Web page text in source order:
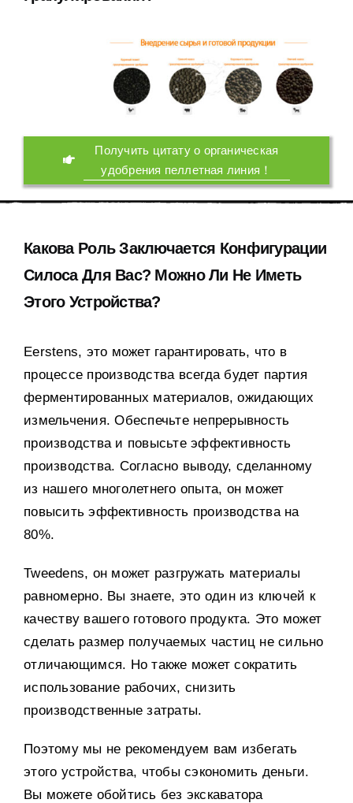
Получить цитату о органическая
удобрения пеллетная линия！
Какова Роль Заключается Конфигурации
Силоса Для Вас? Можно Ли Не Иметь
Этого Устройства?
Eerstens, это может гарантировать, что в
процессе производства всегда будет партия
ферментированных материалов,ожидающих
измельчения.Обеспечьте непрерывность
производства и повысьте эффективность
производства. Согласно выводу, сделанному
из нашего многолетнего опыта, он может
повысить эффективность производства на
80%.
Tweedens, он может разгружать материалы
равномерно. Вы знаете, это один из ключей к
качеству вашего готового продукта. Это может
сделать размер получаемых частиц не сильно
отличающимся. Но также может сократить
использование рабочих, снизить
производственные затраты.
Поэтому мы не рекомендуем вам избегать
этого устройства, чтобы сэкономить деньги.
Вы можете обойтись без экскаватора